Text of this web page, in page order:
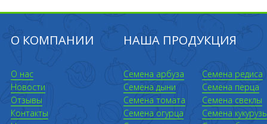
О КОМПАНИИ НАША ПРОДУКЦИЯ
О нас
Новости
Отзывы
Контакты
Семена арбуза
Семена дыни
Семена томата
Семена огурца
Семена редиса
Семена перца
Семена свеклы
Семена